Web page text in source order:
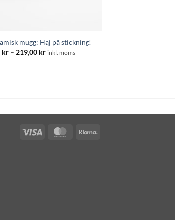
mugg: Haj på stickning!
kr – 219,00 krPrisintervall:
inkl. moms
Visa MasterCard